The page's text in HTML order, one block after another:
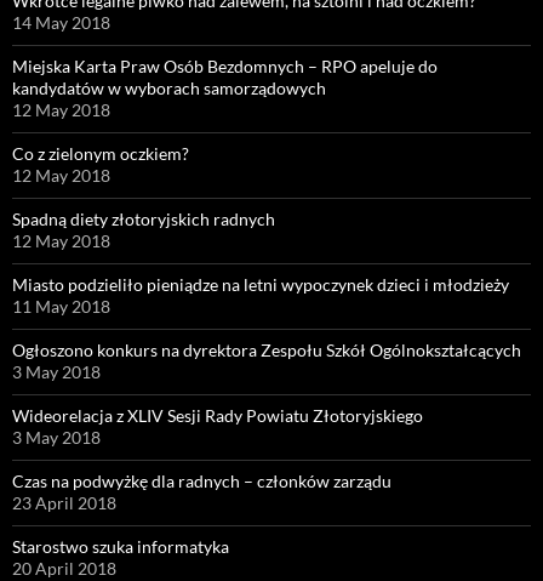
14 May 2018
Miejska Karta Praw Osób Bezdomnych – RPO apeluje do
kandydatów w wyborach samorządowych
12 May 2018
Co z zielonym oczkiem?
12 May 2018
Spadną diety złotoryjskich radnych
12 May 2018
Miasto podzieliło pieniądze na letni wypoczynek dzieci i młodzieży
11 May 2018
Ogłoszono konkurs na dyrektora Zespołu Szkół Ogólnokształcących
3 May 2018
Wideorelacja z XLIV Sesji Rady Powiatu Złotoryjskiego
3 May 2018
Czas na podwyżkę dla radnych – członków zarządu
23 April 2018
Starostwo szuka informatyka
20 April 2018